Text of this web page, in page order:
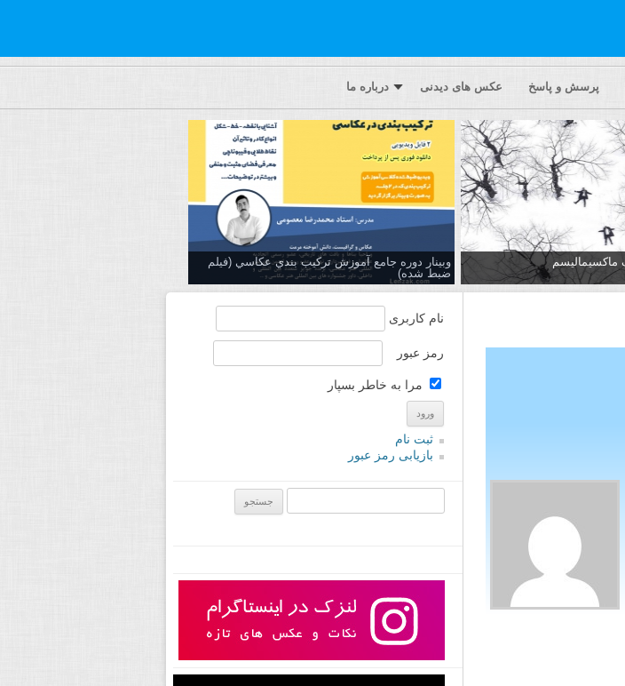
پرسش و پاسخ عکس های دیدنی درباره ما
وبینار دوره جامع آموزش تركيب بندي عكاسي (فیلم
ضبط شده)
نام کاربری
رمز عبور
مرا به خاطر بسپار
ثبت نام
بازیابی رمز عبور